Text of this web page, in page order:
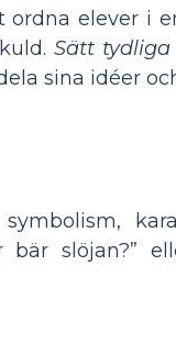
ordna elever i
Sätt
sina idéer
slöjan?”